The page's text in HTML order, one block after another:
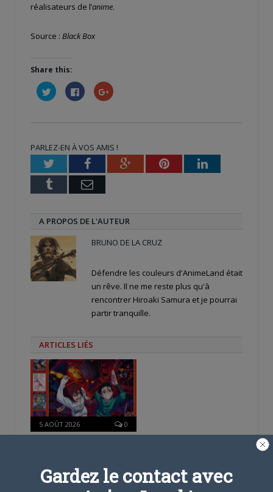
réalisateurs de l’anime.
Source : Black Box
Share this:
Cliquez
pour
partager
fenêtre)
Cliquez
pour
partager
fenêtre)
Cliquez
pour
nouvelle
fenêtre)
PARLEZ-EN À VOS AMIS !
TwitterFacebookGoogle+PinterestLinkedIn
Tumblr Email
A PROPOS DE L'AUTEUR
BRUNO DE LA CRUZ
Défendre les couleurs d'AnimeLand était
un rêve. Il ne me reste plus qu'à
rencontrer Hiroaki Samura et je pourrai
partir tranquille.
ARTICLES LIÉS
5 AOÛT 2026 0
Gardez le contact avec